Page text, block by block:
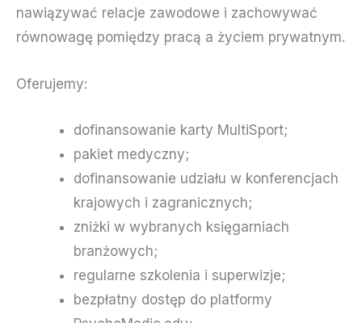
nawiązywać relacje zawodowe i zachowywać
równowagę pomiędzy pracą a życiem prywatnym.
Oferujemy:
dofinansowanie karty MultiSport;
pakiet medyczny;
dofinansowanie udziału w konferencjach
krajowych i zagranicznych;
zniżki w wybranych księgarniach
branżowych;
regularne szkolenia i superwizje;
bezpłatny dostęp do platformy